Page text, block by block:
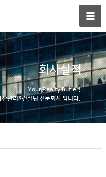
회사실적
Your Realty Butler!
관리&컨설팅 전문회사 입니다.